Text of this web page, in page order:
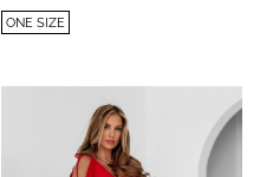
ONE SIZE